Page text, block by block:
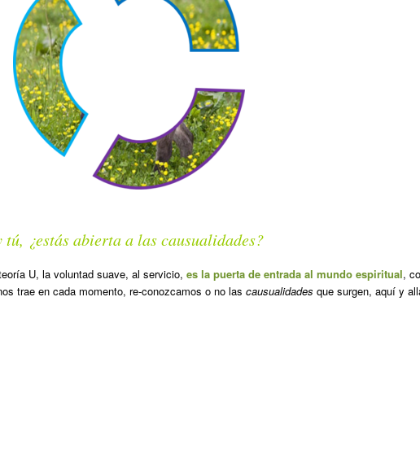
tú, ¿estás abierta a las causualidades?
U, la voluntad suave, al servicio, es la puerta de entrada al mundo espiritual,
trae en cada momento, re-conozcamos o no las causualidades que surgen, aquí y